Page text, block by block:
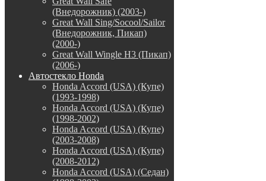
(Внедорожник) (2003-)
Great Wall Sing/Socool/Sailor
(Внедорожник, Пикап)
(2000-)
Great Wall Wingle H3 (Пикап)
(2006-)
Автостекло Honda
Honda Accord (USA) (Купе)
(1993-1998)
Honda Accord (USA) (Купе)
(1998-2002)
Honda Accord (USA) (Купе)
(2003-2008)
Honda Accord (USA) (Купе)
(2008-2012)
Honda Accord (USA) (Седан)